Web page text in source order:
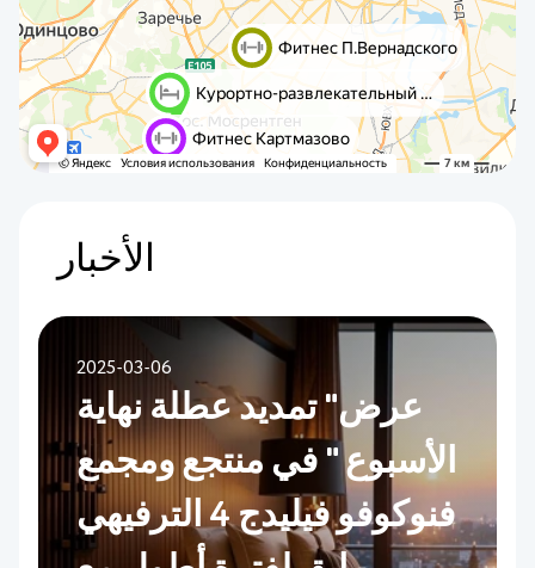
الأخبار
2025-03-06
عرض" تمديد عطلة نهاية
الأسبوع " في منتجع ومجمع
فنوكوفو فيليدج 4 الترفيهي